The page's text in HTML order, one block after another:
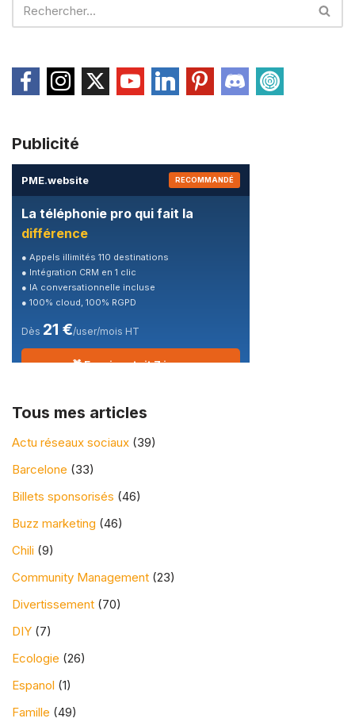
Publicité
PME.website RECOMMANDÉ
La téléphonie pro qui fait la
différence
● Appels illimités 110 destinations
● Intégration CRM en 1 clic
● IA conversationnelle incluse
● 100% cloud, 100% RGPD
Dès 21 €/user/mois HT
🎁 Essai gratuit 7 jours
Tous mes articles
Actu réseaux sociaux (39)
Barcelone (33)
Billets sponsorisés (46)
Buzz marketing (46)
Chili (9)
Community Management (23)
Divertissement (70)
DIY (7)
Ecologie (26)
Espanol (1)
Famille (49)